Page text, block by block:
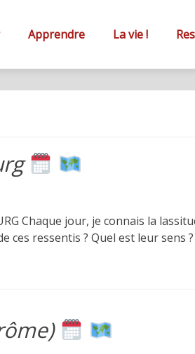
Apprendre La vie !
Chaque jour, je connais la
ces ressentis ? Quel est leur sens